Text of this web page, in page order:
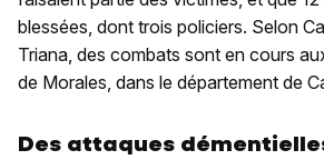
blessées, dont trois policiers. Selon
Triana, des combats sont en cours
de Morales, dans le département de
Des attaques